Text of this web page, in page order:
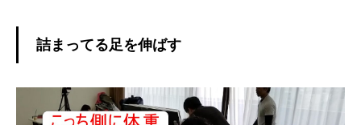
詰まってる足を伸ばす